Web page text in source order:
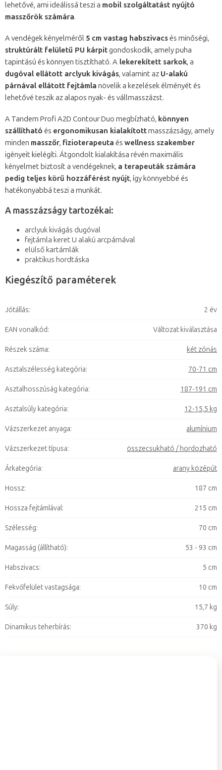
lehetővé, ami ideálissá teszi a mobil szolgáltatást nyújtó
masszőrök számára.
A vendégek kényelméről 5 cm vastag habszivacsés minőségi,
struktúrált felületű PU kárpitgondoskodik, amely puha
tapintású és könnyen tisztítható. A lekerekített sarkok, a
dugóval ellátott arclyuk kivágás, valamint az U-alakú
párnával ellátott fejtámla növelik a kezelések élményét és
lehetővé teszik az alapos nyak- és vállmasszázst.
A Tandem Profi A2D Contour Duo megbízható, könnyen
szállítható és ergonomikusan kialakítottmasszázságy, amely
minden masszőr, fizioterapeuta és wellness szakember
igényeit kielégíti. Átgondolt kialakítása révén maximális
kényelmet biztosít a vendégeknek, a terapeuták számára
pedig teljes körű hozzáférést nyújt, így könnyebbé és
hatékonyabbá teszi a munkát.
A masszázságy tartozékai:
arclyuk kivágás dugóval
fejtámla keret U alakú arcpárnával
elülső kartámlák
praktikus hordtáska
Kiegészítő paraméterek
Jótállás: 2 év
EAN vonalkód: Változat kiválasztása
Részek száma: két zónás
Asztalszélesség kategória: 70-71 cm
Asztalhosszúság kategória: 187-191 cm
Asztalsúly kategória: 12-15,5 kg
Vázszerkezet anyaga: alumínium
Vázszerkezet típusa: összecsukható / hordozható
Árkategória: arany középút
Hossz: 187 cm
Hossza fejtámlával: 215 cm
Szélesség: 70 cm
Magasság (állítható): 53 - 93 cm
Habszivacs: 5 cm
Fekvőfelület vastagsága: 10 cm
Súly: 15,7 kg
Dinamikus teherbírás: 370 kg